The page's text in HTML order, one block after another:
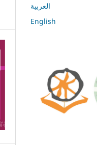
العربية
English